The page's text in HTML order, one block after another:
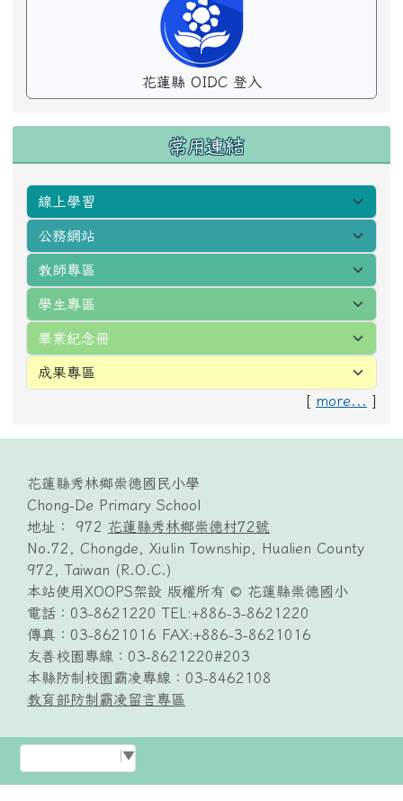
花蓮縣 OIDC 登入
常用連結
[ more... ]
頁尾區域內容
花蓮縣秀林鄉崇德國民小學
Chong-De Primary School
地址： 972 花蓮縣秀林鄉崇德村72號
No.72, Chongde, Xiulin Township, Hualien County
972, Taiwan (R.O.C.)
本站使用XOOPS架設 版權所有 © 花蓮縣崇德國小
電話：03-8621220 TEL:+886-3-8621220
傳真：03-8621016 FAX:+886-3-8621016
友善校園專線：03-8621220#203
本縣防制校園霸凌專線：03-8462108
教育部防制霸凌留言專區
▼